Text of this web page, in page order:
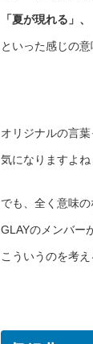
「夏が現れる」
といった感じの意
オリジナルの言
気になりますよね
でも、全く意味
GLAYのメンバー
こういうのを考